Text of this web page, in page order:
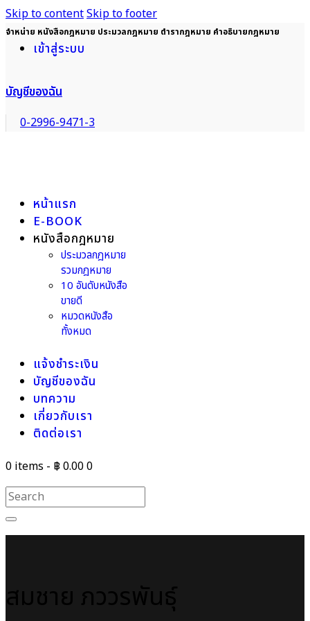
Skip to contentSkip to footer
จำหน่าย หนังสือกฎหมาย ประมวลกฎหมาย ตำรากฎหมาย คำอธิบายกฎหมาย
เข้าสู่ระบบ
บัญชีของฉัน
0-2996-9471-3
หน้าแรก
E-BOOK
หนังสือกฎหมาย
ประมวลกฎหมาย
รวมกฎหมาย
10 อันดับหนังสือ
ขายดี
หมวดหนังสือ
ทั้งหมด
แจ้งชำระเงิน
บัญชีของฉัน
บทความ
เกี่ยวกับเรา
ติดต่อเรา
0 items - ฿ 0.000